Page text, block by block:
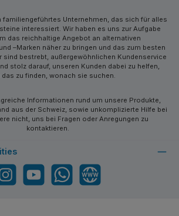
familiengeführtes Unternehmen, das sich für alles
interessiert. Wir haben es uns zur Aufgabe
das reichhaltige Angebot an alternativen
–Marken näher zu bringen und das zum besten
sind bestrebt, außergewöhnlichen Kundenservice
stolz darauf, unseren Kunden dabei zu helfen,
das zu finden, wonach sie suchen.
Informationen rund um unsere Produkte,
aus der Schweiz, sowie unkomplizierte Hilfe bei
nicht, uns bei Fragen oder Anregungen zu
kontaktieren.
YouTube WhatsApp Website